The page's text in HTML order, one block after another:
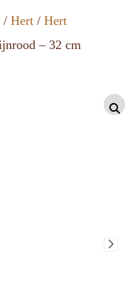
/ Hert / Hert
– 32 cm